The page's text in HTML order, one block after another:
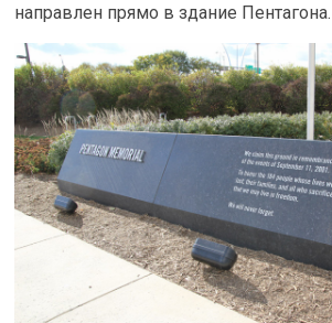
направлен прямо в здание Пентагона.